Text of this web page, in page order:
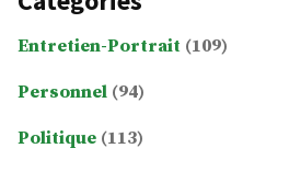
Entretien-Portrait (109)
Personnel (94)
Politique (113)